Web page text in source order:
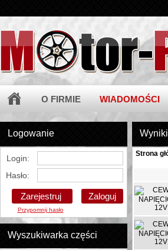
O FIRMIE WIADOMOŚCI
Logowanie
Login:
Hasło:
Zarejestruj
Przypomnij hasło
Wyszukiwarka części
Strona